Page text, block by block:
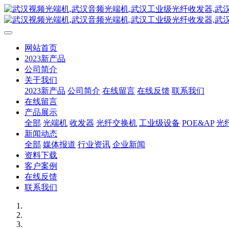
网站首页
2023新产品
公司简介
关于我们
2023新产品 公司简介 在线留言 在线反馈 联系我们
在线留言
产品展示
全部 光端机 收发器 光纤交换机 工业级设备 POE&AP 光
新闻动态
全部 媒体报道 行业资讯 企业新闻
资料下载
客户案例
在线反馈
联系我们